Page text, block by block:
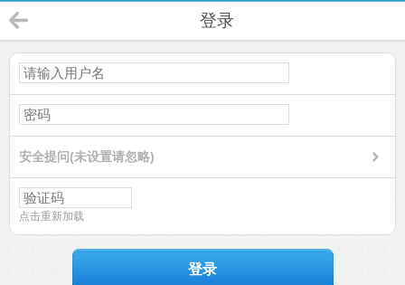
登录
安全提问(未设置请忽略)
点击重新加载
登录